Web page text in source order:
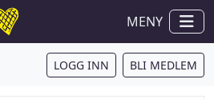
MENY
LOGG INN BLI MEDLEM